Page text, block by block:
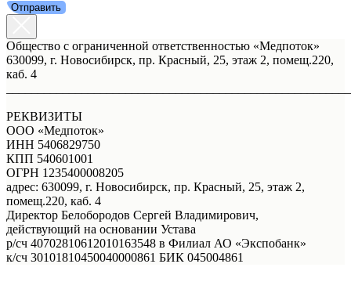
Отправить
Общество с ограниченной ответственностью «Медпоток»
630099, г. Новосибирск, пр. Красный, 25, этаж 2, помещ.220,
каб. 4
РЕКВИЗИТЫ
ООО «Медпоток»
ИНН 5406829750
КПП 540601001
ОГРН 1235400008205
адрес: 630099, г. Новосибирск, пр. Красный, 25, этаж 2,
помещ.220, каб. 4
Директор Белобородов Сергей Владимирович,
действующий на основании Устава
р/сч 40702810612010163548 в Филиал АО «Экспобанк»
к/сч 30101810450040000861 БИК 045004861